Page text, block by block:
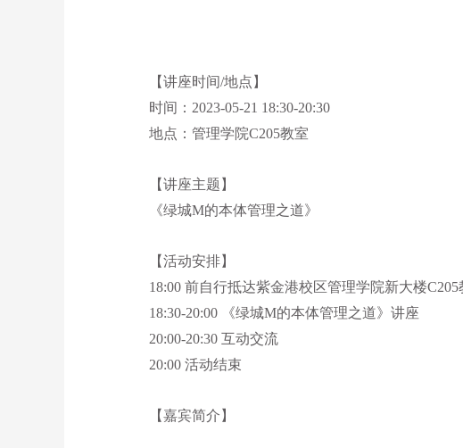
【讲座时间/地点】
时间：2023-05-21 18:30-20:30
地点： 管理学院C205教室
【讲座主题】
《绿城M的本体管理之道》
【活动安排】
18:00 前自行抵达紫金港校区管理学院新大楼C205
18:30-20:00
《绿城M的本体管理之道》 讲座
20:00-20:30 互动交流
20:00 活动结束
【嘉宾简介】